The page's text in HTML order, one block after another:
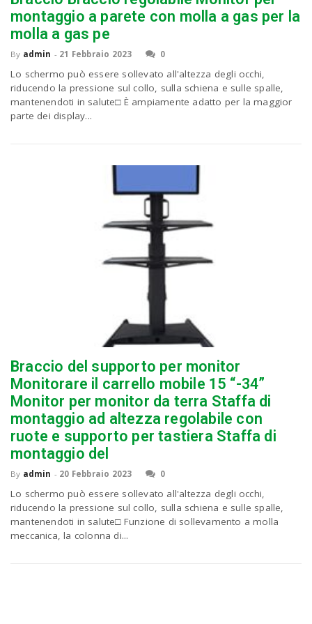
montaggio a parete con molla a gas per la
molla a gas pe
By admin - 21 Febbraio 2023 0
Lo schermo può essere sollevato all'altezza degli occhi,
riducendo la pressione sul collo, sulla schiena e sulle spalle,
mantenendoti in salute□ È ampiamente adatto per la maggior
parte dei display...
Braccio del supporto per monitor
Monitorare il carrello mobile 15 “-34”
Monitor per monitor da terra Staffa di
montaggio ad altezza regolabile con
ruote e supporto per tastiera Staffa di
montaggio del
By admin - 20 Febbraio 2023 0
Lo schermo può essere sollevato all'altezza degli occhi,
riducendo la pressione sul collo, sulla schiena e sulle spalle,
mantenendoti in salute□ Funzione di sollevamento a molla
meccanica, la colonna di...